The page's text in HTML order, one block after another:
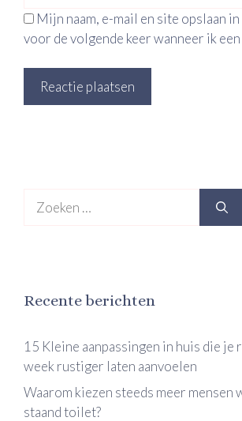
Mijn naam, e-mail en site opslaan
voor de volgende keer wanneer ik
naar:
Recente berichten
15 Kleine aanpassingen in huis die je
week rustiger laten aanvoelen
Waarom kiezen steeds meer mensen
staand toilet?